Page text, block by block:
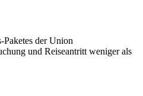
Paketes der Union
und Reiseantritt weniger als